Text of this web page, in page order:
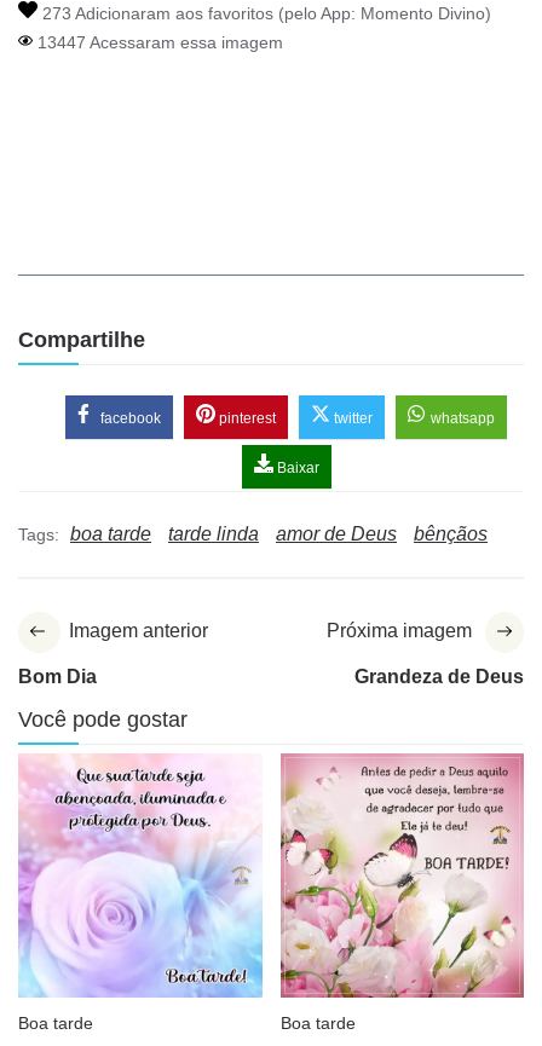
273 Adicionaram aos favoritos (pelo App: Momento Divino)
13447 Acessaram essa imagem
Compartilhe
facebook pinterest twitter whatsapp
Baixar
Tags: boa tarde tarde linda amor de Deus bênçãos
Imagem anterior
Bom Dia
Próxima imagem
Grandeza de Deus
Você pode gostar
Boa tarde Boa tarde